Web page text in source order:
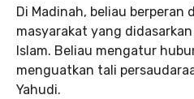
Di Madinah, beliau berperan
masyarakat yang
Islam. Beliau mengatur
menguatkan tali
Yahudi.